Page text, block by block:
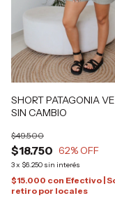
SHORT PATAGONIA
SIN CAMBIO
$18.750
$49.500
62% OFF
3x $6.250 sin interés
$15.000 con Efectivo |
retiro por locales